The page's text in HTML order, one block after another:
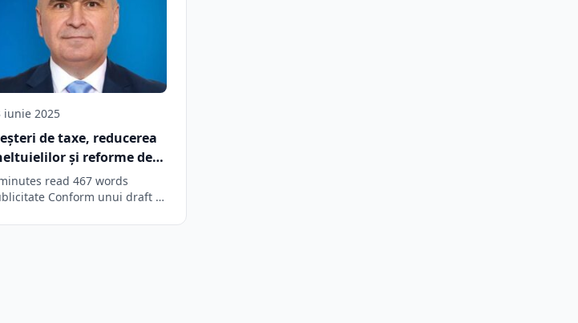
iunie 2025
de taxe, reducerea
și reforme de
pentru 2025-2028
read 467 words
Conform unui draft al
consultat…